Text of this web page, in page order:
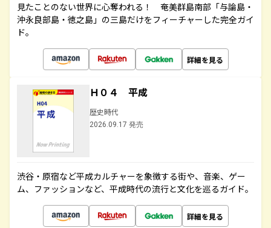
見たことのない世界に心奪われる！ 奄美群島南部「与論島・
沖永良部島・徳之島」の三島だけをフィーチャーした完全ガイ
ド。
詳細を見る
Ｈ０４ 平成
歴史時代
2026.09.17 発売
渋谷・原宿など平成カルチャーを象徴する街や、音楽、ゲー
ム、ファッションなど、平成時代の流行と文化を巡るガイド。
詳細を見る